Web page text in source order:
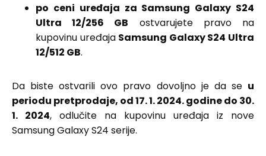
po ceni uređaja za Samsung Galaxy S24
Ultra 12/256 GB ostvarujete pravo na
kupovinu uređaja Samsung Galaxy S24 Ultra
12/512 GB.
Da biste ostvarili ovo pravo dovoljno je da se u
periodu pretprodaje, od 17. 1. 2024. godine do 30.
1. 2024, odlučite na kupovinu uređaja iz nove
Samsung Galaxy S24 serije.